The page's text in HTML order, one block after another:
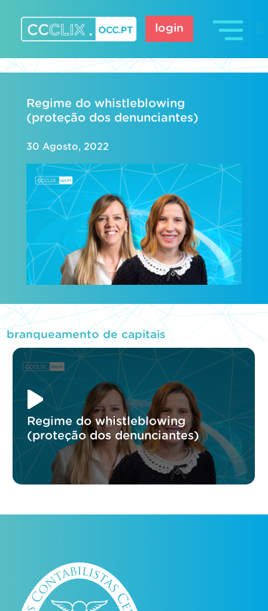
content
login
Regime do whistleblowing
(proteção dos denunciantes)
30 Agosto, 2022
branqueamento de capitais
Regime do whistleblowing
(proteção dos denunciantes)